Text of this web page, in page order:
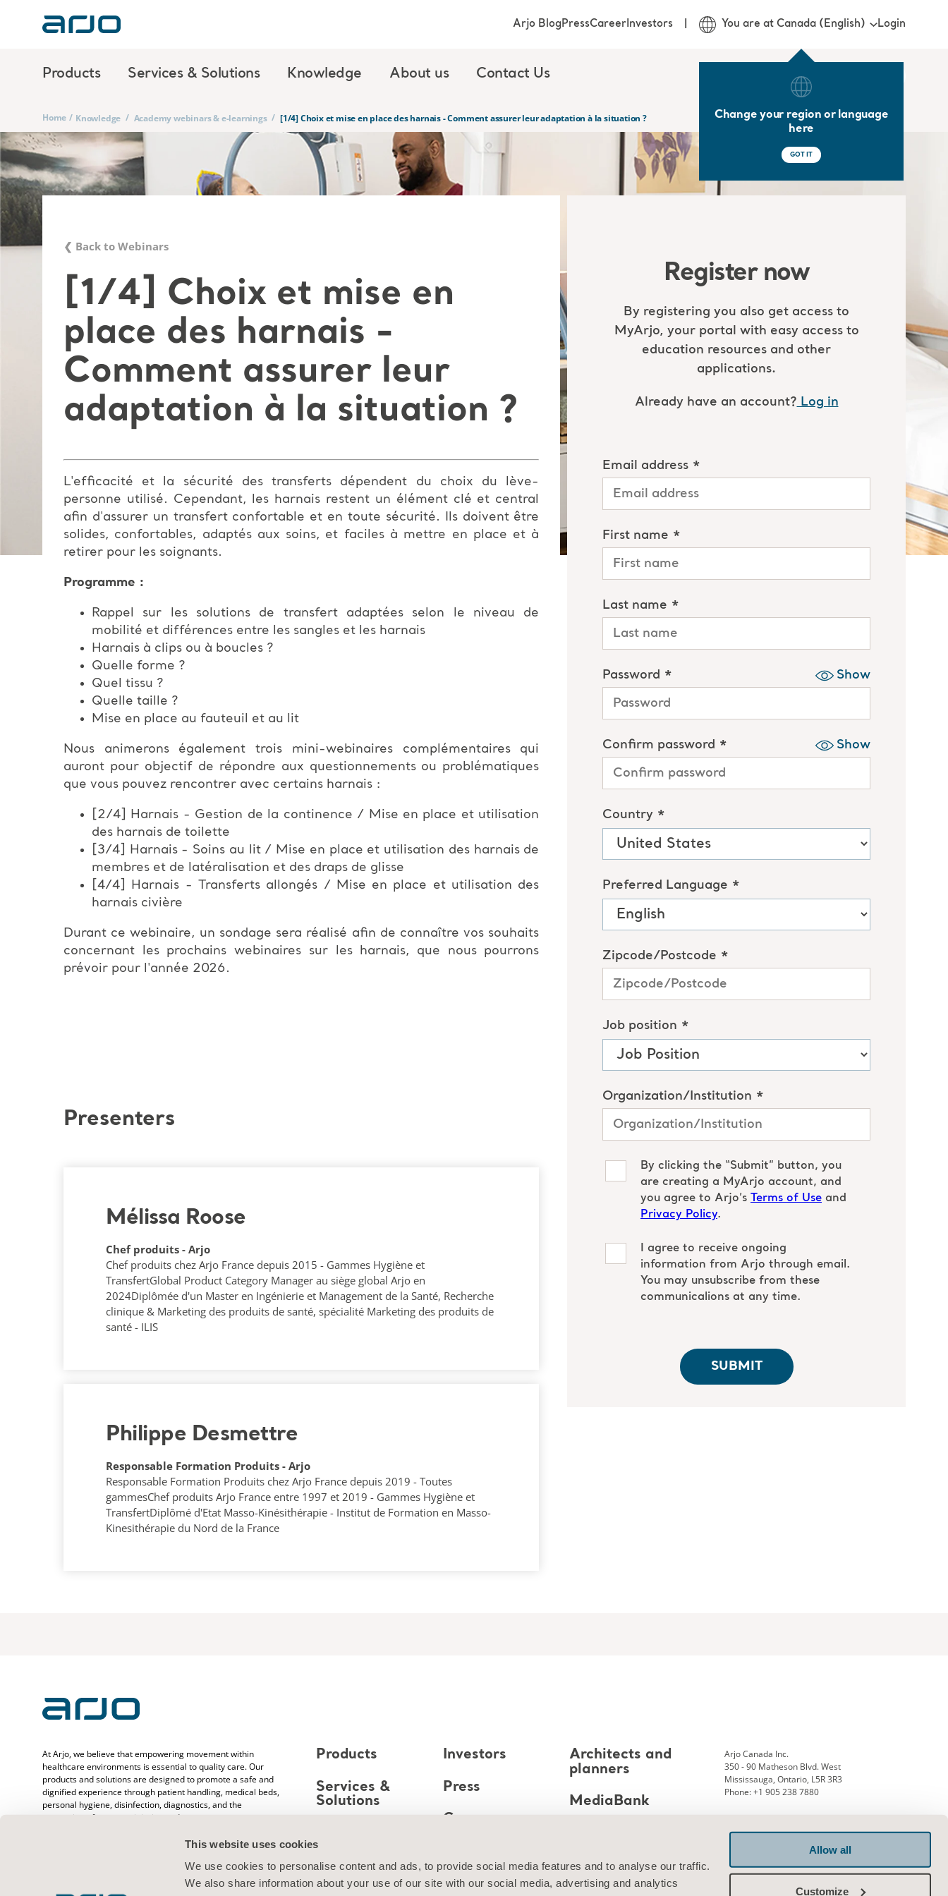
This website uses cookies
We use cookies to personalise content and ads, to provide social media features and to analyse our traffic.
We also share information about your use of our site with our social media, advertising and analytics
Allow all
Customize
Products Services & Solutions Knowledge About us Contact Us
Arjo BlogPressCareerInvestors You are at Canada (English)
Change your region or language
here
GOT IT
Login
Home / Knowledge / Academy webinars & e-learnings / [1/4] Choix et mise en place des harnais - Comment assurer leur adaptation à la situation ?
❮ Back to Webinars
[1/4] Choix et mise en
place des harnais -
Comment assurer leur
adaptation à la situation ?
L'efficacité et la sécurité des transferts dépendent du choix du lève-
personne utilisé. Cependant, les harnais restent un élément clé et central
afin d'assurer un transfert confortable et en toute sécurité. Ils doivent être
solides, confortables, adaptés aux soins, et faciles à mettre en place et à
retirer pour les soignants.
Programme :
Rappel sur les solutions de transfert adaptées selon le niveau de
mobilité et différences entre les sangles et les harnais
Harnais à clips ou à boucles ?
Quelle forme ?
Quel tissu ?
Quelle taille ?
Mise en place au fauteuil et au lit
Nous animerons également trois mini-webinaires complémentaires qui
auront pour objectif de répondre aux questionnements ou problématiques
que vous pouvez rencontrer avec certains harnais :
[2/4] Harnais - Gestion de la continence / Mise en place et utilisation
des harnais de toilette
[3/4] Harnais - Soins au lit / Mise en place et utilisation des harnais de
membres et de latéralisation et des draps de glisse
[4/4] Harnais - Transferts allongés / Mise en place et utilisation des
harnais civière
Durant ce webinaire, un sondage sera réalisé afin de connaître vos souhaits
concernant les prochains webinaires sur les harnais, que nous pourrons
prévoir pour l'année 2026.
Presenters
Mélissa Roose
Chef produits - Arjo
Chef produits chez Arjo France depuis 2015 - Gammes Hygiène et
TransfertGlobal Product Category Manager au siège global Arjo en
2024Diplômée d'un Master en Ingénierie et Management de la Santé, Recherche
clinique & Marketing des produits de santé, spécialité Marketing des produits de
santé - ILIS
Philippe Desmettre
Responsable Formation Produits - Arjo
Responsable Formation Produits chez Arjo France depuis 2019 - Toutes
gammesChef produits Arjo France entre 1997 et 2019 - Gammes Hygiène et
TransfertDiplômé d'Etat Masso-Kinésithérapie - Institut de Formation en Masso-
Kinesithérapie du Nord de la France
At Arjo, we believe that empowering movement within
healthcare environments is essential to quality care. Our
products and solutions are designed to promote a safe and
dignified experience through patient handling, medical beds,
personal hygiene, disinfection, diagnostics, and the
prevention of pressure injuries and venous
years caring for patients and healthcare professionals, we
Products
Services &
Solutions
About us
Investors
Press
Career
Architects and
planners
MediaBank
Arjo Canada Inc.
350 - 90 Matheson Blvd. West
Mississauga, Ontario, L5R 3R3
Phone: +1 905 238 7880